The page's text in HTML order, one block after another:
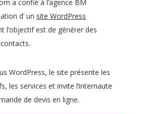
a confié à l’agence BM
d’ un site WordPress
l’objectif est de générer des
WordPress, le site présente les
les services et invite l’internaute
de devis en ligne.